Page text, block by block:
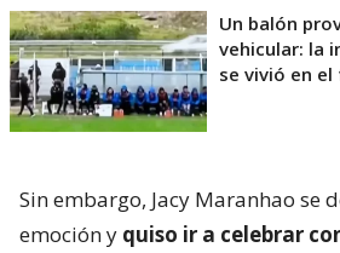
Un balón
vehicular: la
se vivió en
Sin embargo, Jacy Maranhao se
emoción y quiso ir a celebrar